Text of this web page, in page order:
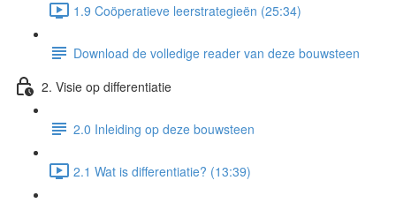
1.9 Coöperatieve leerstrategieën (25:34)
Download de volledige reader van deze bouwsteen
2. Visie op differentiatie
2.0 Inleiding op deze bouwsteen
2.1 Wat is differentiatie? (13:39)